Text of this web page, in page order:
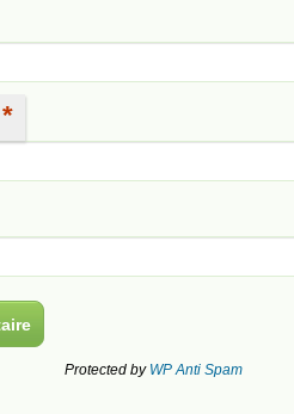
*
Protected by WP Anti Spam